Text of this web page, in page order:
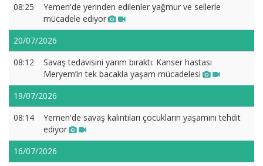
08:25
Yemen'de yerinden edilenler yağmur ve sellerle
mücadele ediyor
20/07/2026
08:12
Savaş tedavisini yarım bıraktı: Kanser hastası
Meryem’in tek bacakla yaşam mücadelesi
19/07/2026
08:14
Yemen'de savaş kalıntıları çocukların yaşamını tehdit
ediyor
16/07/2026